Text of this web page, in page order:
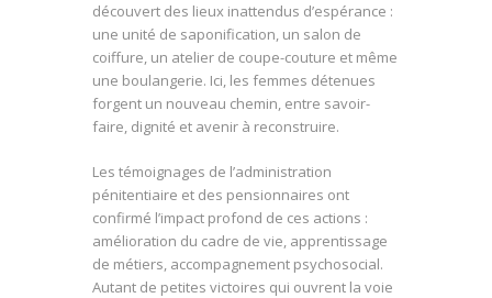
découvert des lieux inattendus d’espérance :
une unité de saponification, un salon de
coiffure, un atelier de coupe-couture et même
une boulangerie. Ici, les femmes détenues
forgent un nouveau chemin, entre savoir-
faire, dignité et avenir à reconstruire.
Les témoignages de l’administration
pénitentiaire et des pensionnaires ont
confirmé l’impact profond de ces actions :
amélioration du cadre de vie, apprentissage
de métiers, accompagnement psychosocial.
Autant de petites victoires qui ouvrent la voie